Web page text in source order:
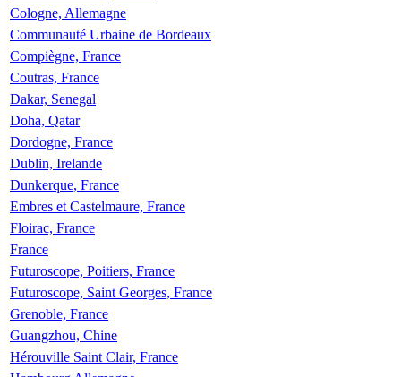
Cologne, Allemagne
Communauté Urbaine de Bordeaux
Compiègne, France
Coutras, France
Dakar, Senegal
Doha, Qatar
Dordogne, France
Dublin, Irelande
Dunkerque, France
Embres et Castelmaure, France
Floirac, France
France
Futuroscope, Poitiers, France
Futuroscope, Saint Georges, France
Grenoble, France
Guangzhou, Chine
Hérouville Saint Clair, France